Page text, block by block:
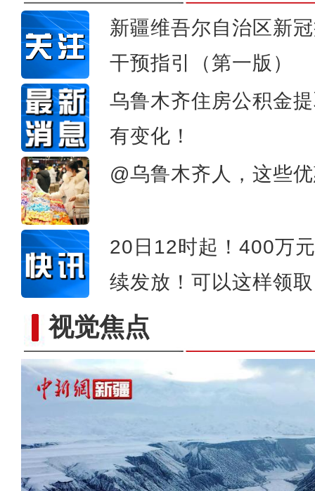
新疆维吾尔自治区新
干预指引（第一版）
乌鲁木齐住房公积金
有变化！
@乌鲁木齐人，这些
20日12时起！400万
续发放！可以这样领
视觉焦点
裕民县：夜晚亮起来